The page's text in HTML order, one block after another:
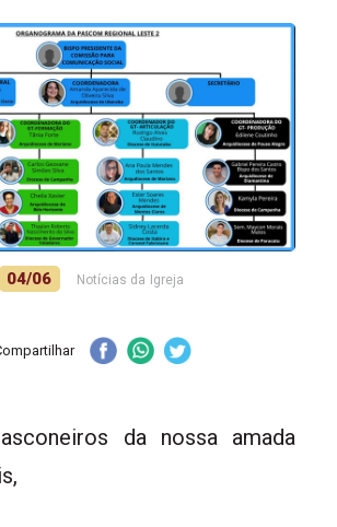
04/06 Notícias da Igreja
da nossa amada